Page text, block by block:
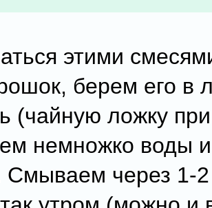
этими
берем его в
(чайную ложку
немножко воды
Смываем через 1-